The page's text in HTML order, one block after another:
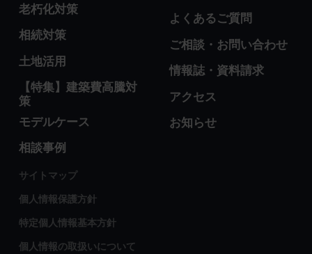
老朽化対策
相続対策
土地活用
【特集】建築費高騰対
策
モデルケース
相談事例
よくあるご質問
ご相談・お問い合わせ
情報誌・資料請求
アクセス
お知らせ
サイトマップ
個人情報保護方針
特定個人情報基本方針
個人情報の取扱いについて